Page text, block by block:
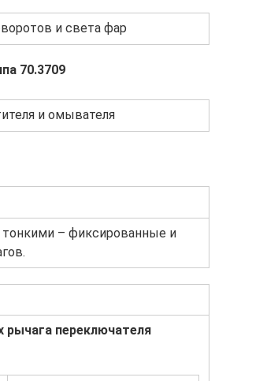
и света фар
70.3709
и омывателя
– фиксированные и
рычага переключателя